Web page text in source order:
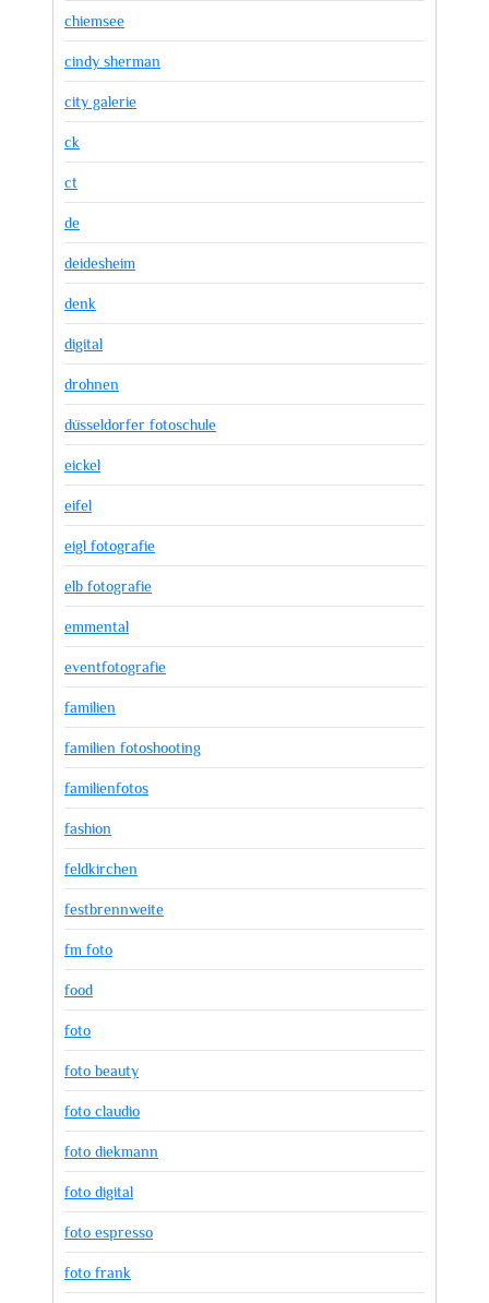
chiemsee
cindy sherman
city galerie
ck
ct
de
deidesheim
denk
digital
drohnen
düsseldorfer fotoschule
eickel
eifel
eigl fotografie
elb fotografie
emmental
eventfotografie
familien
familien fotoshooting
familienfotos
fashion
feldkirchen
festbrennweite
fm foto
food
foto
foto beauty
foto claudio
foto diekmann
foto digital
foto espresso
foto frank